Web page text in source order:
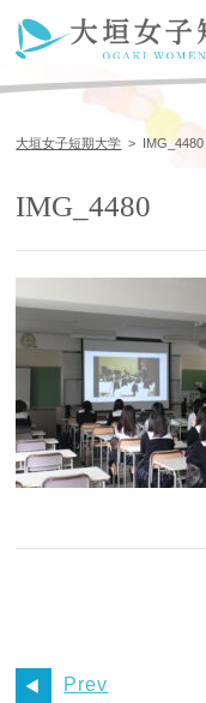
大垣女子短期大学 > IMG_4480
IMG_4480
Prev